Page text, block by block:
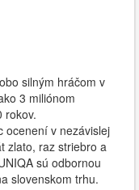
silným hráčom v
3 miliónom
rokov.
ocenení v nezávislej
zlato, raz striebro a
sú odbornou
slovenskom trhu.